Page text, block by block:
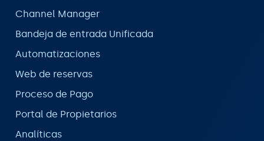
Channel Manager
Bandeja de entrada Unificada
Automatizaciones
Web de reservas
Proceso de Pago
Portal de Propietarios
Analíticas